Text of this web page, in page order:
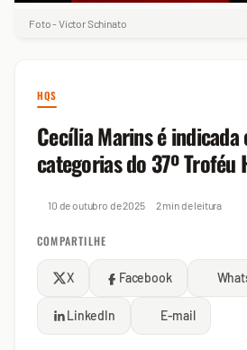
Foto - Victor Schinato
HQS
Cecília Marins é indicada
categorias do 37º Troféu
10 de outubro de 2025 2 min de leitura
COMPARTILHE
X Facebook
LinkedIn E-mail